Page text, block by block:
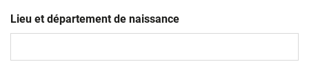
slash
MM
Lieu et département de naissance